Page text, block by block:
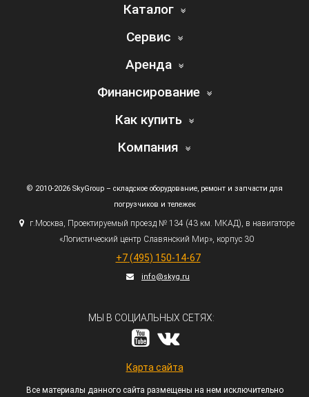
Каталог
Сервис
Аренда
Финансирование
Как купить
Компания
© 2010-2026 SkyGroup – складское оборудование, ремонт и запчасти для
погрузчиков и тележек
г.Москва, Проектируемый проезд № 134 (43км. МКАД), в навигаторе
«Логистический центр Славянский Мир», корпус 30
+7 (495) 150-14-67
info@skyg.ru
МЫ В СОЦИАЛЬНЫХ СЕТЯХ:
Карта сайта
Все материалы данного сайта размещены на нем исключительно